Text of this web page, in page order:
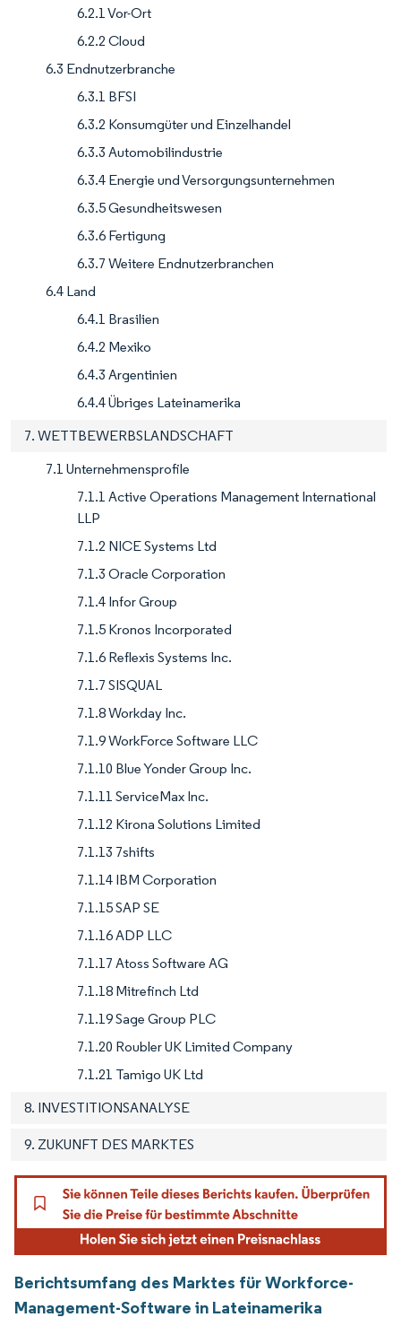
6.2.1 Vor-Ort
6.2.2 Cloud
6.3 Endnutzerbranche
6.3.1 BFSI
6.3.2 Konsumgüter und Einzelhandel
6.3.3 Automobilindustrie
6.3.4 Energie und Versorgungsunternehmen
6.3.5 Gesundheitswesen
6.3.6 Fertigung
6.3.7 Weitere Endnutzerbranchen
6.4 Land
6.4.1 Brasilien
6.4.2 Mexiko
6.4.3 Argentinien
6.4.4 Übriges Lateinamerika
7. WETTBEWERBSLANDSCHAFT
7.1 Unternehmensprofile
7.1.1 Active Operations Management International
LLP
7.1.2 NICE Systems Ltd
7.1.3 Oracle Corporation
7.1.4 Infor Group
7.1.5 Kronos Incorporated
7.1.6 Reflexis Systems Inc.
7.1.7 SISQUAL
7.1.8 Workday Inc.
7.1.9 WorkForce Software LLC
7.1.10 Blue Yonder Group Inc.
7.1.11 ServiceMax Inc.
7.1.12 Kirona Solutions Limited
7.1.13 7shifts
7.1.14 IBM Corporation
7.1.15 SAP SE
7.1.16 ADP LLC
7.1.17 Atoss Software AG
7.1.18 Mitrefinch Ltd
7.1.19 Sage Group PLC
7.1.20 Roubler UK Limited Company
7.1.21 Tamigo UK Ltd
8. INVESTITIONSANALYSE
9. ZUKUNFT DES MARKTES
Berichtsumfang des Marktes für Workforce-
Management-Software in Lateinamerika